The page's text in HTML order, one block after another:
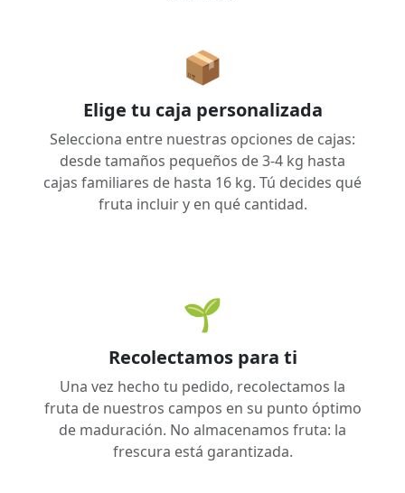
📦
Elige tu caja personalizada
Selecciona entre nuestras opciones de cajas:
desde tamaños pequeños de 3-4 kg hasta
cajas familiares de hasta 16 kg. Tú decides qué
fruta incluir y en qué cantidad.
🌱
Recolectamos para ti
Una vez hecho tu pedido, recolectamos la
fruta de nuestros campos en su punto óptimo
de maduración. No almacenamos fruta: la
frescura está garantizada.